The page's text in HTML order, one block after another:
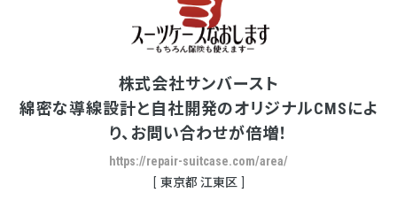
株式会社サンバースト
綿密な導線設計と自社開発のオリジナルCMSによ
り、お問い合わせが倍増！
https://repair-suitcase.com/area/
東京都 江東区